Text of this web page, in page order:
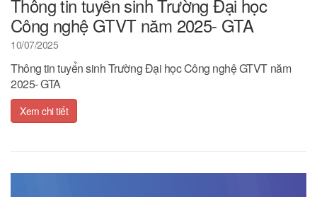
Thông tin tuyển sinh Trường Đại học
Công nghệ GTVT năm 2025- GTA
10/07/2025
Thông tin tuyển sinh Trường Đại học Công nghệ GTVT năm
2025- GTA
Xem chi tiết